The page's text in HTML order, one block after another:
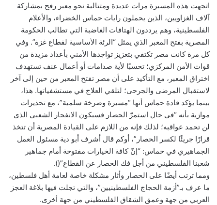
اتجهت هذه المسيرة مرات عديدة ومتتالية نحو معبر رفح بمشاركة
آلاف الغزاويين، الذين يحملون رايات حماس الخضراء، والأعلام
الفلسطينية، وهم يرددون الهتافات الغاضبة التي تطالب الحكومة
المصرية بفتح المعبر الذي يمثل “الرئة الأساسية لقطاع غزة”. وفي
كل مرة كانت مصر تكتفي بتعزيز تواجدها الأمني بأعداد مزيدة من
قوات الأمن المركزي؛ تحسبًا لأية صدامات أو أعمال عنف تستهدف
اختراق المعبر، مع التأكيد على أن مصر تفتح المعبر من حين إلى آخر
لاستقبال المرضى والجرحى؛ لتلقي العلاج في مستشفياتها. هذا،
بينما يؤكد قادة حماس أنها “مسيرة وصرخة سلمية”، مع تحذيرات
موازية بأنه “في حال استمرّ الحصار فسيكون الانفجار الشعبي الذي
لن تحمد عواقبه؛ لذلك فإنه من اللازم على القيادة المصرية أن تتخذ
قرارًا جريئًا لكسر الحصار”، أوكم قال أشرف أبو دية مسئول العمل
الجماهيري في حماس: “إنّ كافة الخيارات مفتوحة أمام جماهير
شعبنا الفلسطيني من أجل فك الحصار عن القطاع”().
ومما ترتب أيضًا على الحصار وأثار مشكلة خاصة لعامة أهل فلسطين،
ما عرف بـ”أزمة الحجاج الفلسطينيين”، والتي تجلت فيها بلاغة العجز
العربي من جهة وعمق الشقاق الفلسطيني من جهة أخرى.